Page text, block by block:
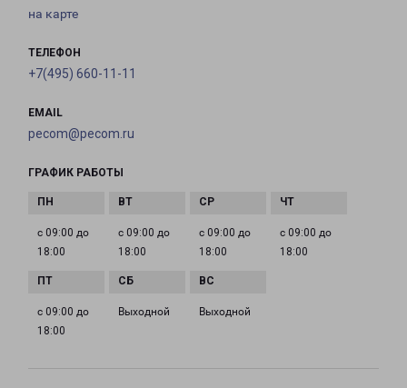
на карте
ТЕЛЕФОН
+7(495) 660-11-11
EMAIL
pecom@pecom.ru
ГРАФИК РАБОТЫ
с 09:00 до
18:00
с 09:00 до
18:00
с 09:00 до
18:00
с 09:00 до
18:00
с 09:00 до
18:00
Выходной Выходной